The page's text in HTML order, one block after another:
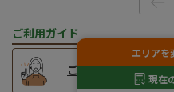
エリアを
現在
ご利用ガイド
ご購入までの流れ